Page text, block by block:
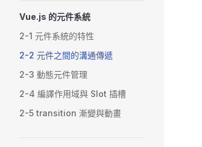
Vue.js 的元件系統
2-1 元件系統的特性
2-2 元件之間的溝通傳遞
2-3 動態元件管理
2-4 編譯作用域與 Slot 插槽
2-5 transition 漸變與動畫